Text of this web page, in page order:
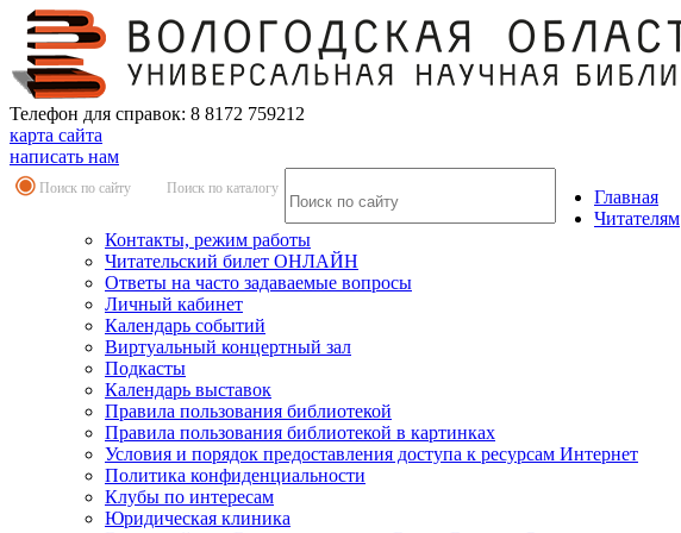
Телефон для справок: 8 8172 759212
карта сайта
написать нам
Поиск по сайту Поиск по каталогу
Главная
Читателям
Контакты, режим работы
Читательский билет ОНЛАЙН
Ответы на часто задаваемые вопросы
Личный кабинет
Календарь событий
Виртуальный концертный зал
Подкасты
Календарь выставок
Правила пользования библиотекой
Правила пользования библиотекой в картинках
Условия и порядок предоставления доступа к ресурсам Интернет
Политика конфиденциальности
Клубы по интересам
Юридическая клиника